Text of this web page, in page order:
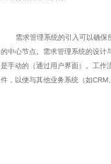
需求管理系统的引入可以确
的中心节点。需求管理系统的设计
是手动的（通过用户界面）。工作
件，以便与其他业务系统（如CRM